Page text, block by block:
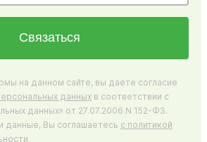
Связаться
на данном сайте, вы даете согласие
данных в соответствии с
данных» от 27.07.2006 N 152-ФЗ.
данные, Вы соглашаетесь с политикой